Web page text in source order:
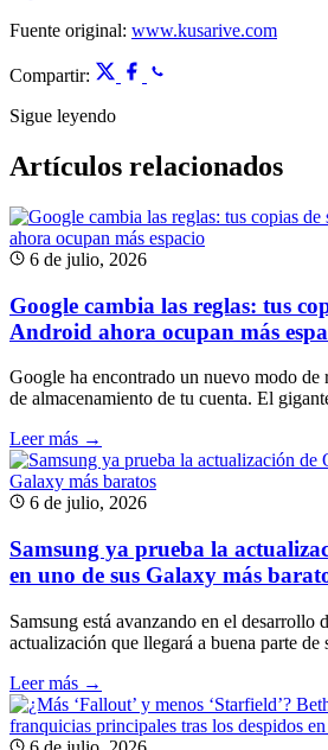
Fuente original: www.kusarive.com
Compartir:
Sigue leyendo
Artículos relacionados
6 de julio, 2026
Google cambia las reglas: tus
Android ahora ocupan más
Google ha encontrado un nuevo modo de
de almacenamiento de tu cuenta. El
Leer más →
6 de julio, 2026
Samsung ya prueba la
en uno de sus Galaxy más
Samsung está avanzando en el desarrollo
actualización que llegará a buena parte de
Leer más →